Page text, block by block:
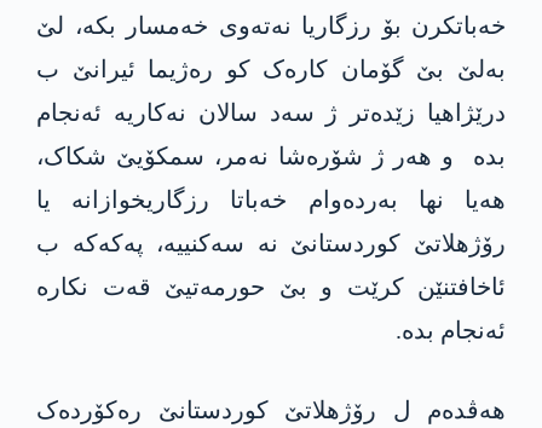
خەباتکرن بۆ رزگاریا نەتەوی خەمسار بکە، لێ
بەلێ بێ گۆمان کارەک کو رەژیما ئیرانێ ب
درێژاهیا زێدەتر ژ سەد سالان نەکاریە ئەنجام
بدە و هەر ژ شۆرەشا نەمر، سمکۆیێ شکاک،
هەیا نها بەردەوام خەباتا رزگاریخوازانە یا
رۆژهلاتێ کوردستانێ نە سەکنییە، پەکەکە ب
ئاخافتنێن کرێت و بێ حورمەتیێ قەت نکارە
ئەنجام بدە.
هەڤدەم ل رۆژهلاتێ کوردستانێ رەکۆردەک